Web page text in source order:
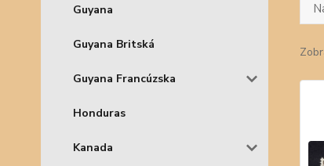
Guyana
Guyana Britská
Guyana Francúzska
Honduras
Kanada